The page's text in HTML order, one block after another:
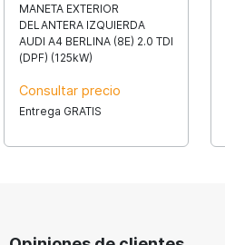
MANETA EXTERIOR
DELANTERA IZQUIERDA
AUDI A4 BERLINA (8E) 2.0 TDI
(DPF) (125kW)
Consultar precio
Entrega GRATIS